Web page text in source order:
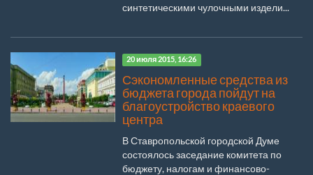
синтетическими чулочными издели...
20 июля 2015, 16:26
Сэкономленные средства из
бюджета города пойдут на
благоустройство краевого
центра
В Ставропольской городской Думе
состоялось заседание комитета по
бюджету, налогам и финансово-